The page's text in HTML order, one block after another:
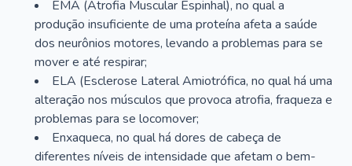
EMA (Atrofia Muscular Espinhal), no qual a
produção insuficiente de uma proteína afeta a saúde
dos neurônios motores, levando a problemas para se
mover e até respirar;
ELA (Esclerose Lateral Amiotrófica, no qual há uma
alteração nos músculos que provoca atrofia, fraqueza e
problemas para se locomover;
Enxaqueca, no qual há dores de cabeça de
diferentes níveis de intensidade que afetam o bem-